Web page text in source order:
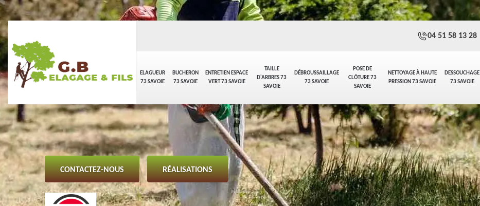
ELAGUEUR
73 SAVOIE
BUCHERON
73 SAVOIE
ENTRETIEN ESPACE
VERT 73 SAVOIE
TAILLE
D'ARBRES 73
SAVOIE
DÉBROUSSAILLAGE
73 SAVOIE
POSE DE
CLÔTURE 73
SAVOIE
NETTOYAGE À HAUTE
PRESSION 73 SAVOIE
DESSOUCHAGE
73 SAVOIE
04 51 58 13 28
CONTACTEZ-NOUS RÉALISATIONS